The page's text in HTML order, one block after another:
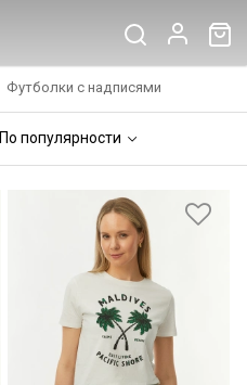
Футболки с надписями
По популярности